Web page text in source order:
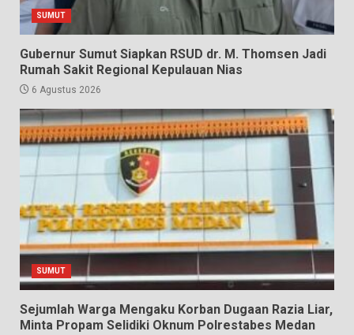
SUMUT
Gubernur Sumut Siapkan RSUD dr. M. Thomsen Jadi
Rumah Sakit Regional Kepulauan Nias
6 Agustus 2026
SUMUT
Sejumlah Warga Mengaku Korban Dugaan Razia Liar,
Minta Propam Selidiki Oknum Polrestabes Medan